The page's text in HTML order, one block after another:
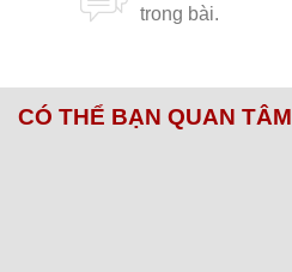
CÓ THỂ BẠN QUAN TÂM